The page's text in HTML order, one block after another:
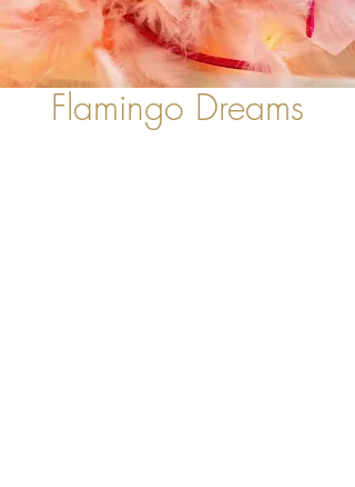
Flamingo Dreams